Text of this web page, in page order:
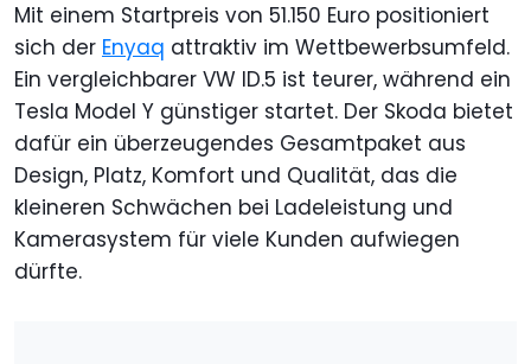
Mit einem Startpreis von 51.150 Euro positioniert
sich der Enyaq attraktiv im Wettbewerbsumfeld.
Ein vergleichbarer VW ID.5 ist teurer, während ein
Tesla Model Y günstiger startet. Der Skoda bietet
dafür ein überzeugendes Gesamtpaket aus
Design, Platz, Komfort und Qualität, das die
kleineren Schwächen bei Ladeleistung und
Kamerasystem für viele Kunden aufwiegen
dürfte.